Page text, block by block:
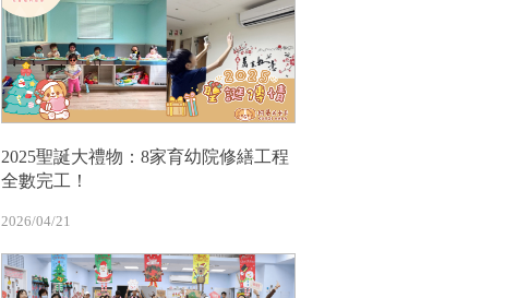
2025聖誕大禮物：8家育幼院修繕工程
全數完工！
2026/04/21